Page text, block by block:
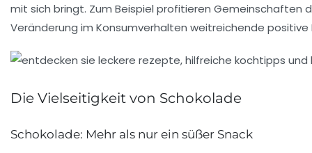
mit sich bringt. Zum Beispiel profitieren Gemeinschaften
Veränderung im Konsumverhalten weitreichende
Die Vielseitigkeit von Schokolade
Schokolade: Mehr als nur ein süßer Snack